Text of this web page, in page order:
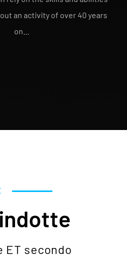
an activity of over 40 years
on...
secondo